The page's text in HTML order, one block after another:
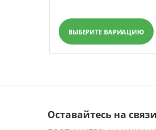
ВЫБЕРИТЕ ВАРИАЦИЮ
Оставайтесь на связи